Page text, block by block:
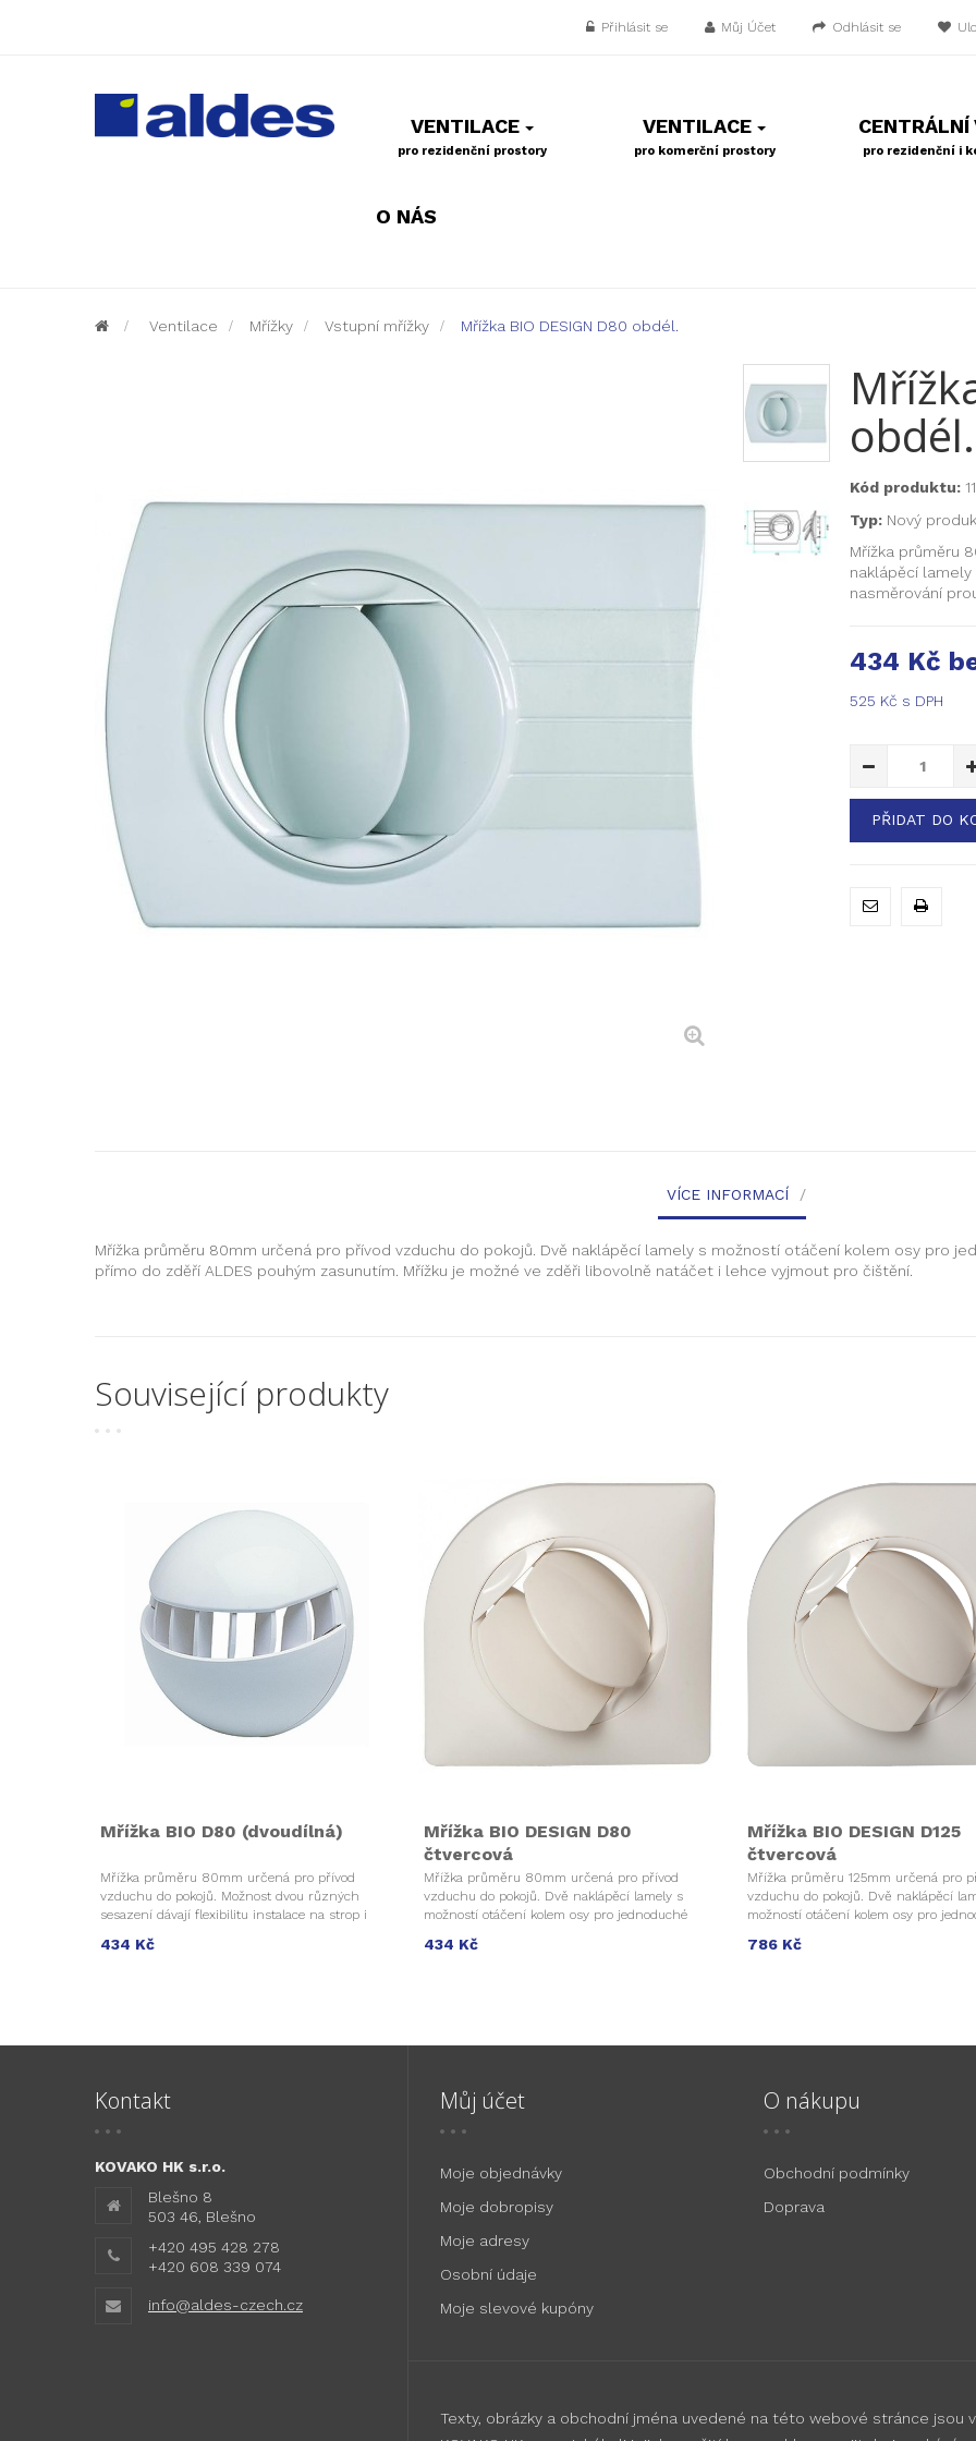
Přihlásit se Můj Účet Odhlásit se
VENTILACE
pro rezidenční prostory
VENTILACE
pro komerční prostory
CENTRÁLNÍ
pro rezidenční i
O NÁS
> Ventilace > Mřížky > Vstupní mřížky > Mřížka BIO DESIGN D80 obdél.
obdél.
Kód produktu:
Typ: Nový
Mřížka průměru
naklápěcí
nasměrování
434 Kč
525 Kč s DPH
PŘIDAT DO
VÍCE INFORMACÍ
Mřížka průměru 80mm určená pro přívod vzduchu do pokojů. Dvě naklápěcí lamely s možností otáčení kolem osy pro
přímo do zděří ALDES pouhým zasunutím. Mřížku je možné ve zděři libovolně natáčet i lehce vyjmout pro čištění.
Související produkty
Kontakt
KOVAKO HK s.r.o.
Blešno 8
503 46, Blešno
+420 495 428 278
+420 608 339 074
info@aldes-czech.cz
Můj účet
Moje objednávky
Moje dobropisy
Moje adresy
Osobní údaje
Moje slevové kupóny
O nákupu
Obchodní podmínky
Doprava
Texty, obrázky a obchodní jména uvedené na této webové stránce jsou